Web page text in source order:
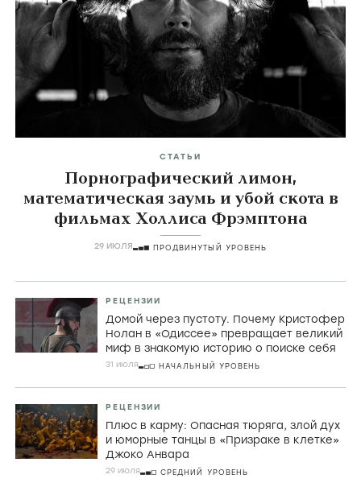
СТАТЬИ
Порнографический лимон,
математическая заумь и убой скота в
фильмах Холлиса Фрэмптона
29 ИЮЛЯ ПРОДВИНУТЫЙ УРОВЕНЬ
РЕЦЕНЗИИ
Домой через пустоту. Почему Кристофер
Нолан в «Одиссее» превращает великий
миф в знакомую историю о поиске себя
31 июля НАЧАЛЬНЫЙ УРОВЕНЬ
РЕЦЕНЗИИ
Плюс в карму: Опасная тюряга, злой дух
и юморные танцы в «Призраке в клетке»
Джоко Анвара
29 июля СРЕДНИЙ УРОВЕНЬ